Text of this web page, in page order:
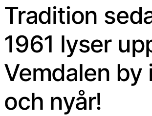
Tradition
1961 lyser
Vemdalen by
och nyår!